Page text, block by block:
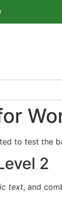
to test the
2
text, and